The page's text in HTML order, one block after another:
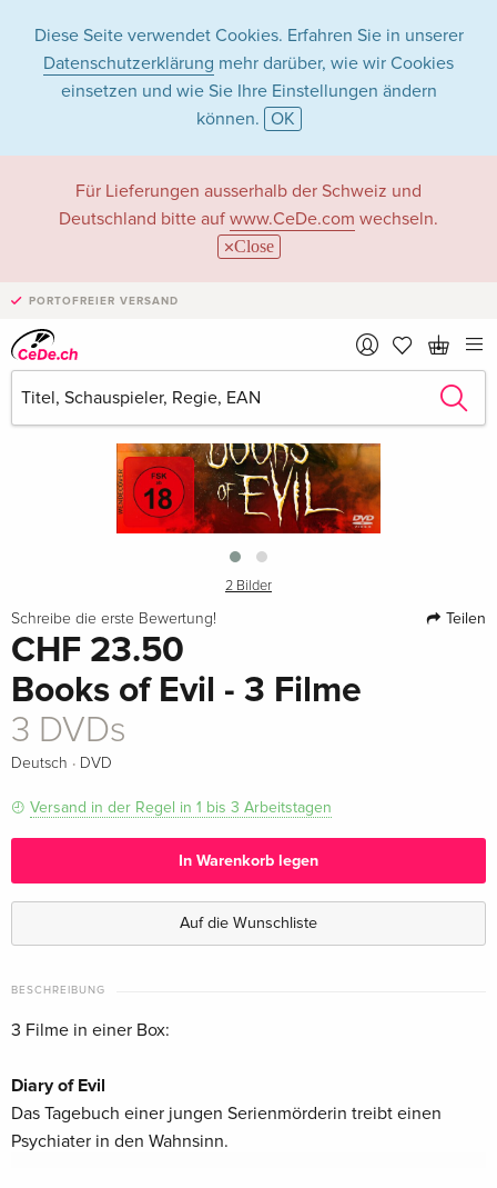
Diese Seite verwendet Cookies. Erfahren Sie in unserer
Datenschutzerklärung mehr darüber, wie wir Cookies
einsetzen und wie Sie Ihre Einstellungen ändern
können. OK
Für Lieferungen ausserhalb der Schweiz und
Deutschland bitte auf www.CeDe.com wechseln.
Close
PORTOFREIER VERSAND
›
2 Bilder
Schreibe die erste Bewertung! Teilen
CHF 23.50
Books of Evil - 3 Filme
3 DVDs
Deutsch · DVD
Versand in der Regel in 1 bis 3 Arbeitstagen
In Warenkorb legen
Auf die Wunschliste
BESCHREIBUNG
3 Filme in einer Box:
Diary of Evil
Das Tagebuch einer jungen Serienmörderin treibt einen
Psychiater in den Wahnsinn.